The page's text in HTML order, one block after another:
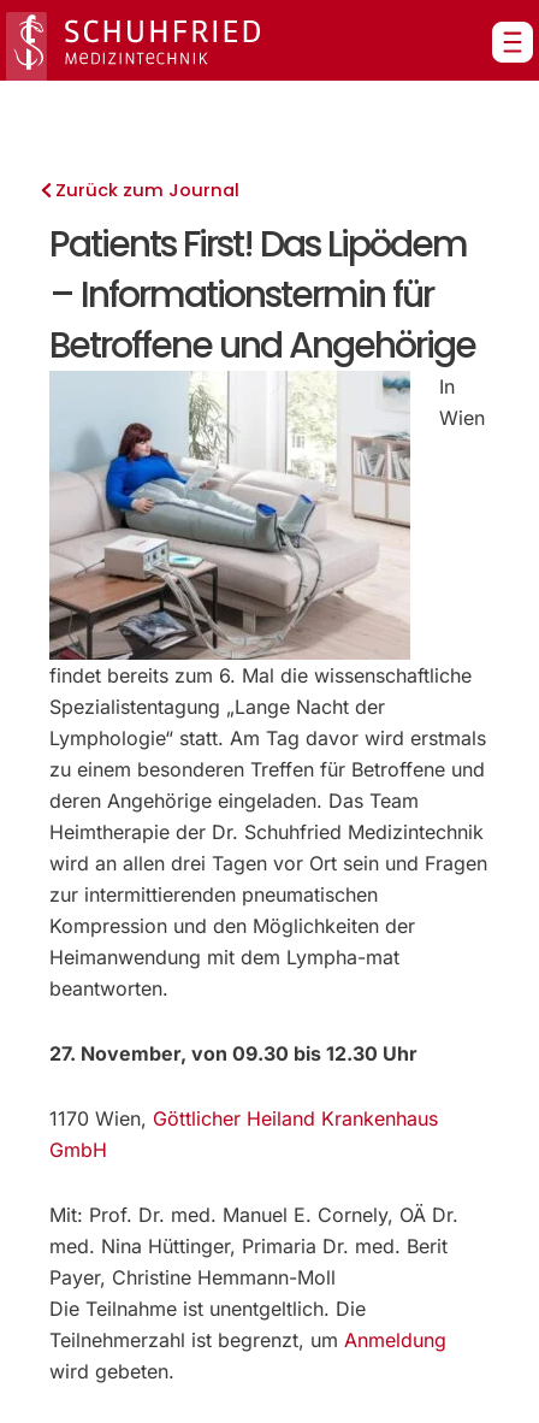
Zum
Inhalt
springen
Zurück zum Journal
Patients First! Das Lipödem
– Informationstermin für
Betroffene und Angehörige
In
Wien
findet bereits zum 6. Mal die wissenschaftliche
Spezialistentagung „Lange Nacht der
Lymphologie“ statt. Am Tag davor wird erstmals
zu einem besonderen Treffen für Betroffene und
deren Angehörige eingeladen. Das Team
Heimtherapie der Dr. Schuhfried Medizintechnik
wird an allen drei Tagen vor Ort sein und Fragen
zur intermittierenden pneumatischen
Kompression und den Möglichkeiten der
Heimanwendung mit dem Lympha-mat
beantworten.
27. November, von 09.30 bis 12.30 Uhr
1170 Wien, Göttlicher Heiland Krankenhaus
GmbH
Mit: Prof. Dr. med. Manuel E. Cornely, OÄ Dr.
med. Nina Hüttinger, Primaria Dr. med. Berit
Payer, Christine Hemmann-Moll
Die Teilnahme ist unentgeltlich. Die
Teilnehmerzahl ist begrenzt, umAnmeldung
wird gebeten.